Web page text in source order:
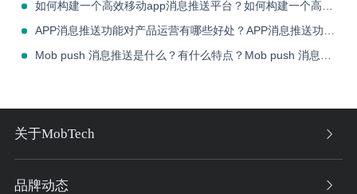
如何构建一个高效移动app消息推送平台？如何构建一个高效移动app消息推送平台？
APP消息推送功能对产品运营有哪些好处？APP消息推送功能对产品运营有哪些好处？
Mob push 消息推送是什么？有什么特点？Mob push 消息推送是什么？有什么特点？
关于MobTech
品牌动态